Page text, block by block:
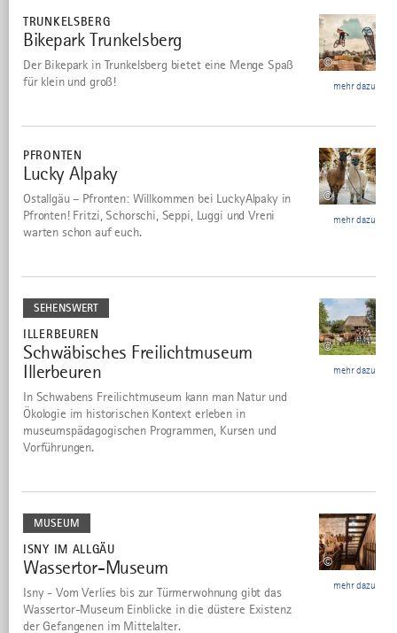
TRUNKELSBERG
7
Bikepark Trunkelsberg
©
Der Bikepark in Trunkelsberg bietet eine Menge Spaß
für klein und groß!
mehr dazu
PFRONTEN
8
Lucky Alpaky
©
Ostallgäu – Pfronten: Willkommen bei LuckyAlpaky in
Pfronten! Fritzi, Schorschi, Seppi, Luggi und Vreni
warten schon auf euch.
mehr dazu
SEHENSWERT
ILLERBEUREN
9
Schwäbisches Freilichtmuseum
Illerbeuren
©
In Schwabens Freilichtmuseum kann man Natur und
Ökologie im historischen Kontext erleben in
museumspädagogischen Programmen, Kursen und
Vorführungen.
mehr dazu
dazu
MUSEUM
ISNY IM ALLGÄU
10
Wassertor-Museum ©
Isny - Vom Verlies bis zur Türmerwohnung gibt das
Wassertor-Museum Einblicke in die düstere Existenz
der Gefangenen im Mittelalter.
mehr dazu
dazu